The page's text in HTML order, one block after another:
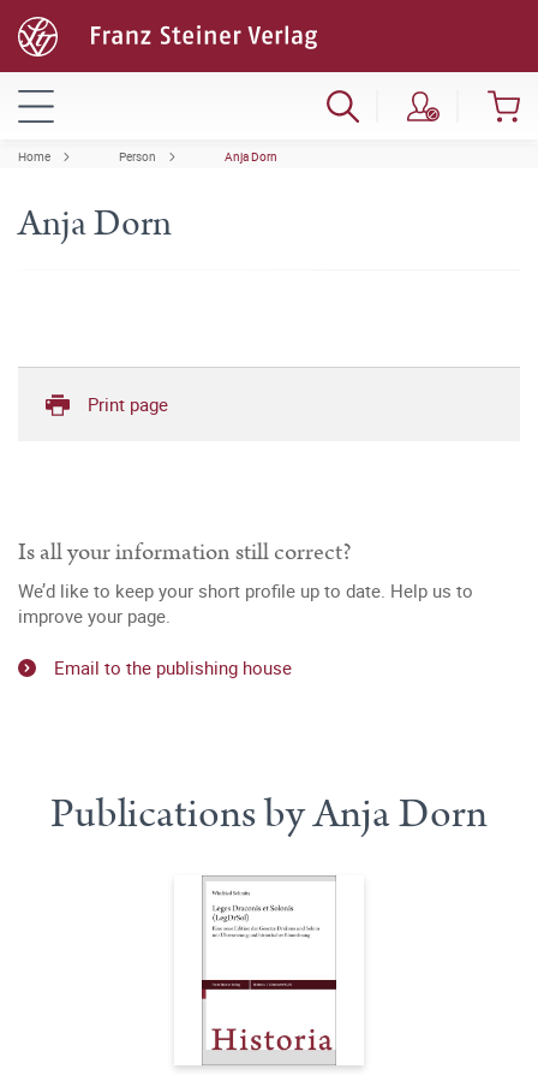
Home Person Anja Dorn
Anja Dorn
Print page
Is all your information still correct?
We’d like to keep your short profile up to date. Help us to
improve your page.
Email to the publishing house
Publications by Anja Dorn